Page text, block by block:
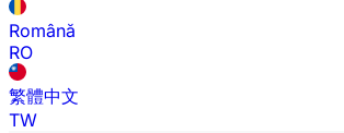
Română
RO
繁體中文
TW